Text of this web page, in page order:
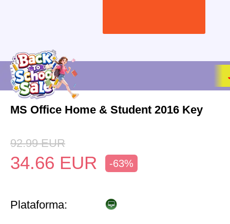
MS Office Home & Student 2016 Key
92.99 EUR
34.66 EUR -63%
Plataforma: